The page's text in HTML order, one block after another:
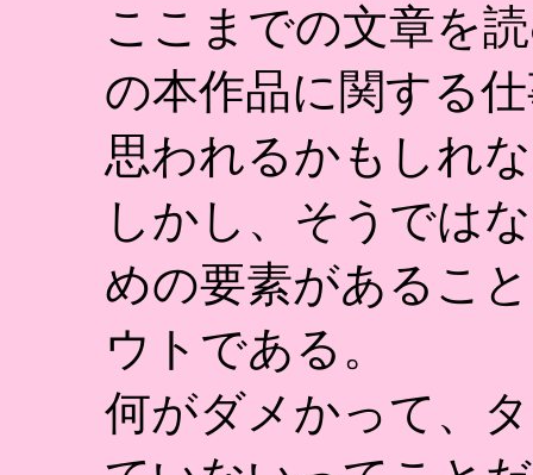
ここまでの文章を
の本作品に関する
思われるかもしれ
しかし、そうでは
めの要素があるこ
ウトである。
何がダメかって、